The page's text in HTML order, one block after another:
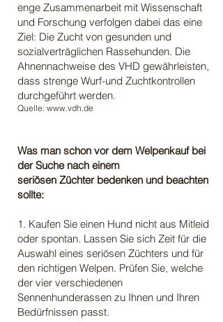
enge Zusammenarbeit mit Wissenschaft
und Forschung verfolgen dabei das eine
Ziel: Die Zucht von gesunden und
sozialverträglichen Rassehunden. Die
Ahnennachweise des VHD gewährleisten,
dass strenge Wurf-und Zuchtkontrollen
durchgeführt werden.
Quelle: www.vdh.de
Was man schon vor dem Welpenkauf bei
der Suche nach einem
seriösen Züchter bedenken und beachten
sollte:
1. Kaufen Sie einen Hund nicht aus Mitleid
oder spontan. Lassen Sie sich Zeit für die
Auswahl eines seriösen Züchters und für
den richtigen Welpen. Prüfen Sie, welche
der vier verschiedenen
Sennenhunderassen zu Ihnen und Ihren
Bedürfnissen passt.